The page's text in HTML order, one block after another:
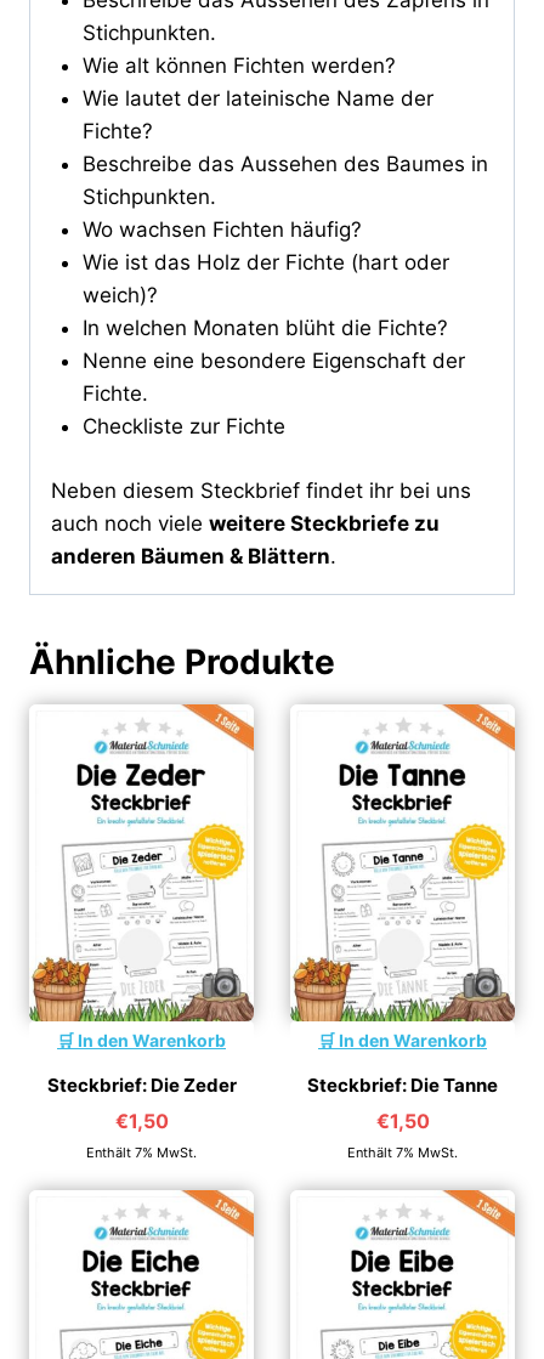
Stichpunkten.
Wie alt können Fichten werden?
Wie lautet der lateinische Name der
Fichte?
Beschreibe das Aussehen des Baumes in
Stichpunkten.
Wo wachsen Fichten häufig?
Wie ist das Holz der Fichte (hart oder
weich)?
In welchen Monaten blüht die Fichte?
Nenne eine besondere Eigenschaft der
Fichte.
Checkliste zur Fichte
Neben diesem Steckbrief findet ihr bei uns
auch noch viele weitere Steckbriefe zu
anderen Bäumen & Blättern.
Ähnliche Produkte
In den Warenkorb
Steckbrief: Die Zeder
€1,50
Enthält 7% MwSt.
In den Warenkorb
Steckbrief: Die Tanne
€1,50
Enthält 7% MwSt.